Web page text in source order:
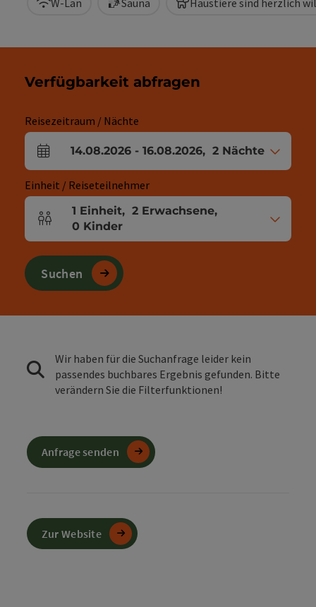
W-Lan Sauna Haustiere sind herzlich
Verfügbarkeit abfragen
Reisezeitraum / Nächte
An- und Abreisefelder
14.08.2026 - 16.08.2026, 2 Nächte
Einheit / Reiseteilnehmer
Einheitenanzahl und Personenfelder
1 Einheit, 2 Erwachsene,
0 Kinder
Suchen
Wir haben für die Suchanfrage leider kein
passendes buchbares Ergebnis gefunden. Bitte
verändern Sie die Filterfunktionen!
Anfrage senden
Zur Website